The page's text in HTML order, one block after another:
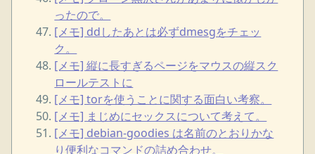
ったので。
[メモ] ddしたあとは必ずdmesgをチェッ
ク。
[メモ] 縦に長すぎるページをマウスの縦スク
ロールテストに
[メモ] torを使うことに関する面白い考察。
[メモ] まじめにセックスについて考えて。
[メモ] debian-goodies は名前のとおりかな
り便利なコマンドの詰め合わせ。